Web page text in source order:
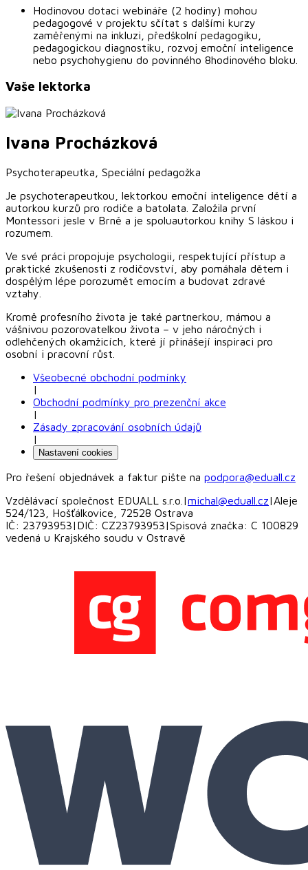
Hodinovou dotaci webináře (2 hodiny) mohou
pedagogové v projektu sčítat s dalšími kurzy
zaměřenými na inkluzi, předškolní pedagogiku,
pedagogickou diagnostiku, rozvoj emoční inteligence
nebo psychohygienu do povinného 8hodinového bloku.
Vaše lektorka
Ivana Procházková
Psychoterapeutka, Speciální pedagožka
Je psychoterapeutkou, lektorkou emoční inteligence dětí a
autorkou kurzů pro rodiče a batolata. Založila první
Montessori jesle v Brně a je spoluautorkou knihy S láskou i
rozumem.
Ve své práci propojuje psychologii, respektující přístup a
praktické zkušenosti z rodičovství, aby pomáhala dětem i
dospělým lépe porozumět emocím a budovat zdravé
vztahy.
Kromě profesního života je také partnerkou, mámou a
vášnivou pozorovatelkou života – v jeho náročných i
odlehčených okamžicích, které jí přinášejí inspiraci pro
osobní i pracovní růst.
Všeobecné obchodní podmínky
|
Obchodní podmínky pro prezenční akce
|
Zásady zpracování osobních údajů
|
Nastavení cookies
Pro řešení objednávek a faktur pište na podpora@eduall.cz
Vzdělávací společnost EDUALL s.r.o. |michal@eduall.cz|Aleje
524/123, Hošťálkovice, 72528 Ostrava
IČ: 23793953| DIČ: CZ23793953|Spisová značka: C 100829
vedená u Krajského soudu v Ostravě